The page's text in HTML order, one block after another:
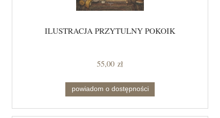
ILUSTRACJA PRZYTULNY POKOIK
55,00 zł
powiadom o dostępności